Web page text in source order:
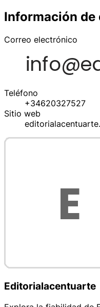
Información de
Correo electrónico
Teléfono
+34620327527
Sitio web
Editorialacentuarte